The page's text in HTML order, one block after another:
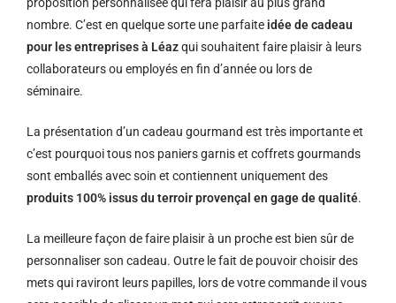
nombre. C’est en quelque sorte une parfaite idée de cadeau
pour les entreprises à Léazqui souhaitent faire plaisir à leurs
collaborateurs ou employés en fin d’année ou lors de
séminaire.
La présentation d’un cadeau gourmand est très importante et
c’est pourquoi tous nos paniers garnis et coffrets gourmands
sont emballés avec soin et contiennent uniquement des
produits 100% issus du terroir provençal en gage de qualité.
La meilleure façon de faire plaisir à un proche est bien sûr de
personnaliser son cadeau. Outre le fait de pouvoir choisir des
mets qui raviront leurs papilles, lors de votre commande il vous